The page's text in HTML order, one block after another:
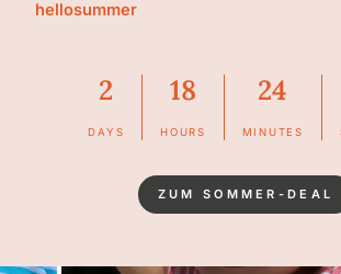
hellosummer
2
DAYS
18
HOURS
24
MINUTES
ZUM SOMMER-DEAL